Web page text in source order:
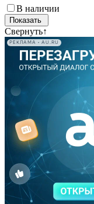
В наличии
Свернуть↑
РЕКЛАМА • AU.RU